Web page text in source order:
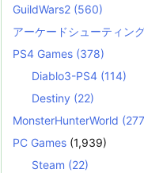
GuildWars2 (560)
アーケードシューティン
PS4 Games (378)
Diablo3-PS4 (114)
Destiny (22)
MonsterHunterWorld
PC Games (1,939)
Steam (22)